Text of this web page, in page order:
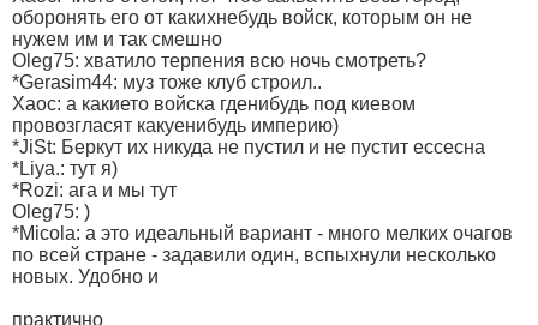
оборонять его от какихнебудь войск, которым он не
нужем им и так смешно
Oleg75: хватило терпения всю ночь смотреть?
*Gerasim44: муз тоже клуб строил..
Xaoc: а какието войска гденибудь под киевом
провозгласят какуенибудь империю)
*JiSt: Беркут их никуда не пустил и не пустит ессесна
*Liya.: тут я)
*Rozi: ага и мы тут
Oleg75: )
*Micola: а это идеальный вариант - много мелких очагов
по всей стране - задавили один, вспыхнули несколько
новых. Удобно и
практично